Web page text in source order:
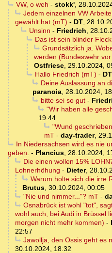
VW, o weh - stokk',
Jedem einzelnen VW
gewählt hat (mT) - DT,
Unsinn - Friedrich,
Das ist sein blinder
Grundsätzlich ja.
werden (Bundeswehr
Ostfriese, 29.10.2024,
Hallo Friedrich (mT) - DT
Deine Auslassung an
paranoia, 28.10.2024,
bitte sei so gut-
"Wir haben alle
19:44
"Wund
mT - day-trader,
In Niedersachsen wird es nie
geben. - Plancius, 28.10.2024,
Die einen wollen 15%
Lohnerhöhung - Dieter,
Warum holte sich die irre
Brutus, 30.10.2024, 00:05
"Nie und nimmer..."? mT-
Osnabrück ist wohl "tot",
wohl auch, bei Audi in Brüssel
morgen nicht mehr kommen) -
22:57
Jawollja, den Ossis geht es
30.10.2024, 18:32